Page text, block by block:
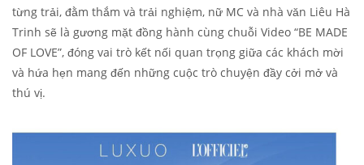
từng trải, đằm thắm và trải nghiệm, nữ MC và nhà văn Liêu Hà
Trinh sẽ là gương mặt đồng hành cùng chuỗi Video “BE MADE
OF LOVE”, đóng vai trò kết nối quan trọng giữa các khách mời
và hứa hẹn mang đến những cuộc trò chuyện đầy cởi mở và
thú vị.